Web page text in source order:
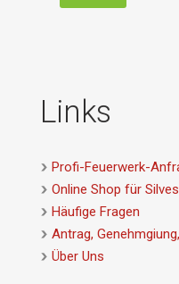
Links
Profi-Feuerwerk-
Online Shop für
Häufige Fragen
Antrag,
Über Uns